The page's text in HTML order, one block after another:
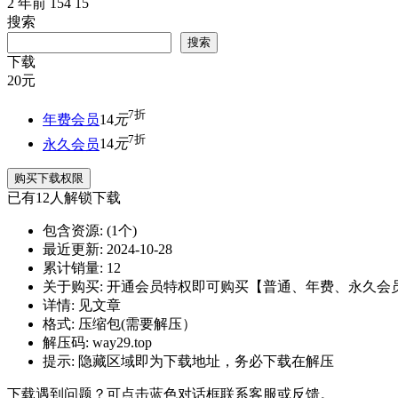
2 年前 154
15
搜索
搜索
下载
20元
年费会员14元7折
永久会员14元7折
购买下载权限
已有12人解锁下载
包含资源: (1个)
最近更新: 2024-10-28
累计销量: 12
关于购买: 开通会员特权即可购买【普通、年费、永久会
详情: 见文章
格式: 压缩包(需要解压）
解压码: way29.top
提示: 隐藏区域即为下载地址，务必下载在解压
下载遇到问题？可点击蓝色对话框联系客服或反馈。